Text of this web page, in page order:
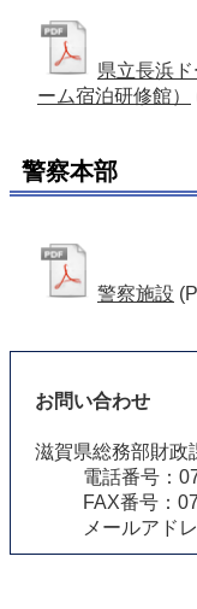
県立長浜
ーム宿泊研修館）
警察本部
警察施設
お問い合わせ
滋賀県総務部財政
電話番号：
FAX番号：
メールアドレ